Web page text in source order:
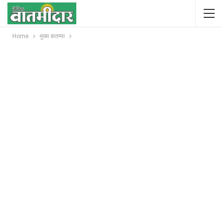
Home मुख्य बातम्या